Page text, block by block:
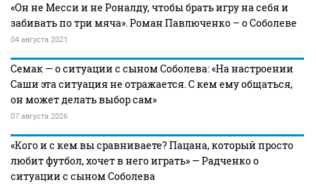
«Он не Месси и не Роналду, чтобы брать игру на себя и
забивать по три мяча». Роман Павлюченко – о Соболеве
04 августа 2021
Семак — о ситуации с сыном Соболева: «На настроении
Саши эта ситуация не отражается. С кем ему общаться,
он может делать выбор сам»
07 августа 2026
«Кого и с кем вы сравниваете? Пацана, который просто
любит футбол, хочет в него играть» — Радченко о
ситуации с сыном Соболева